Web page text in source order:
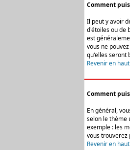
Comment
Il peut y avoir
d'étoiles ou de
est
vous ne
qu'elles seront
Revenir en
Comment
En général,
selon le thème
exemple : les
vous trouverez
Revenir en